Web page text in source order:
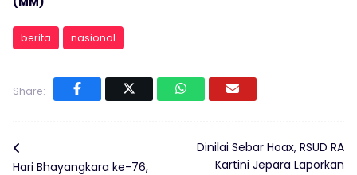
berita nasional
Share:
Hari Bhayangkara ke-76,
Dinilai Sebar Hoax, RSUD RA
Kartini Jepara Laporkan